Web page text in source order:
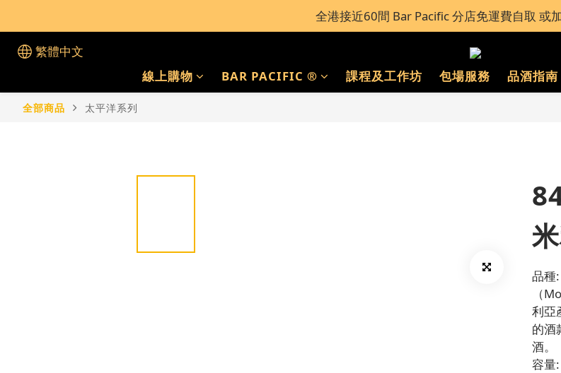
全港接近60間 Bar Pacific 分店免運費自取 或
全港接近60間 Bar Pacific 分店免運費自取 或
根據香港法律，不得在業務過程中，向未成年人(18歲以下人
全港接近60間 Bar Pacific 分店免運費自取 或
繁體中文
線上購物
BAR PACIFIC ® 課程及工作坊 包場服務 品酒指南
全部商品 太平洋系列
品種
（
利亞
的酒
酒。
容量